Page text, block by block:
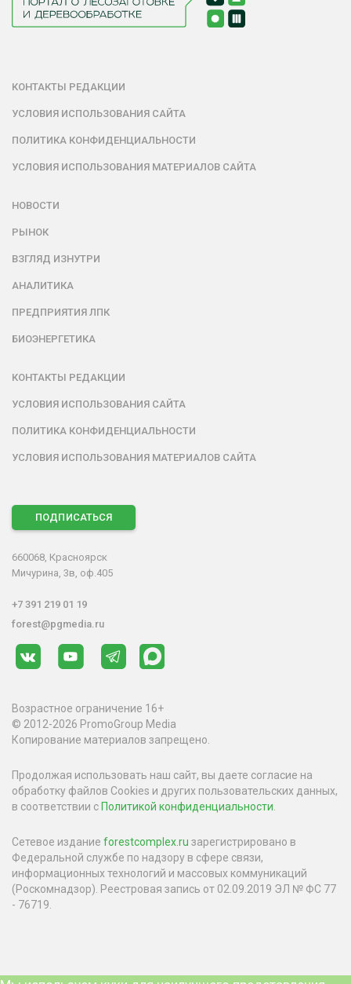
КОНТАКТЫ РЕДАКЦИИ
УСЛОВИЯ ИСПОЛЬЗОВАНИЯ САЙТА
ПОЛИТИКА КОНФИДЕНЦИАЛЬНОСТИ
УСЛОВИЯ ИСПОЛЬЗОВАНИЯ МАТЕРИАЛОВ САЙТА
НОВОСТИ
РЫНОК
ВЗГЛЯД ИЗНУТРИ
АНАЛИТИКА
ПРЕДПРИЯТИЯ ЛПК
БИОЭНЕРГЕТИКА
КОНТАКТЫ РЕДАКЦИИ
УСЛОВИЯ ИСПОЛЬЗОВАНИЯ САЙТА
ПОЛИТИКА КОНФИДЕНЦИАЛЬНОСТИ
УСЛОВИЯ ИСПОЛЬЗОВАНИЯ МАТЕРИАЛОВ САЙТА
ПОДПИСАТЬСЯ
660068, Красноярск
Мичурина, 3в, оф.405
+7 391 219 01 19
forest@pgmedia.ru
Возрастное ограничение 16+
© 2012-2026 PromoGroup Media
Копирование материалов запрещено.
Продолжая использовать наш сайт, вы даете согласие на
обработку файлов Cookies и других пользовательских данных,
в соответствии с Политикой конфиденциальности
Сетевое издание forestcomplex.ru зарегистрировано в
Федеральной службе по надзору в сфере связи,
информационных технологий и массовых коммуникаций
(Роскомнадзор). Реестровая запись от 02.09.2019 ЭЛ № ФС 77
- 76719.